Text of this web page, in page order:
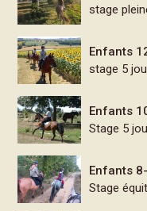
stage
Enfants
stage 5
Enfants
Stage 5
Enfants
Stage